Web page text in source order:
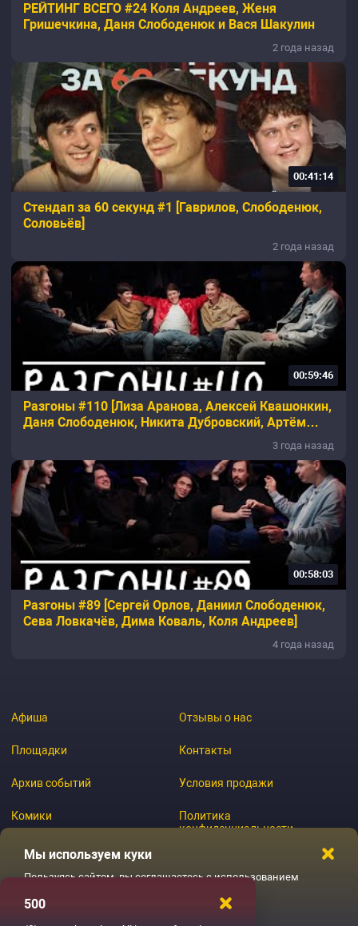
РЕЙТИНГ ВСЕГО #24 Коля Андреев, Женя
Гришечкина, Даня Слободенюк и Вася Шакулин
2 года назад
00:41:14
Стендап за 60 секунд #1 [Гаврилов, Слободенюк,
Соловьёв]
2 года назад
00:59:46
Разгоны #110 [Лиза Аранова, Алексей Квашонкин,
Даня Слободенюк, Никита Дубровский, Артём
3 года назад
00:58:03
Разгоны #89 [Сергей Орлов, Даниил Слободенюк,
Сева Ловкачёв, Дима Коваль, Коля Андреев]
4 года назад
Афиша
Площадки
Архив событий
Комики
Журнал
Отзывы о нас
Контакты
Условия продажи
Политика
конфиденциальности
Мы используем куки
Пользуясь сайтом, вы соглашаетесь с использованием
500